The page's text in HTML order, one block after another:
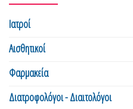
Ιατροί
Αισθητικοί
Φαρμακεία
Διατροφολόγοι - Διαιτολόγοι